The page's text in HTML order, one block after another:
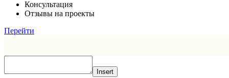
Консультация
Отзывы на проекты
Перейти
Insert